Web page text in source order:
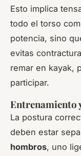
Esto implica
todo el torso
potencia, sino
evitas
remar en kayak,
participar.
Entrenamiento
La postura
deben estar
hombros, uno